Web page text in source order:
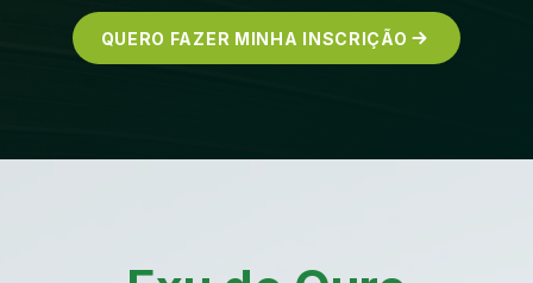
QUERO FAZER MINHA INSCRIÇÃO